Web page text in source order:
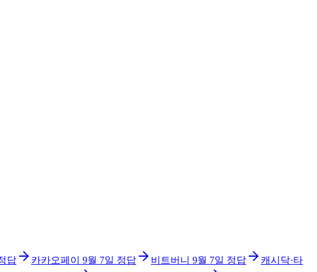
답 카카오페이 9월 7일 정답 비트버니 9월 7일 정답
캐시닥·타